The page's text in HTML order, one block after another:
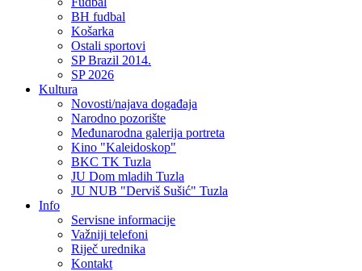
BH fudbal
Košarka
Ostali sportovi
SP Brazil 2014.
SP 2026
Kultura
Novosti/najava događaja
Narodno pozorište
Međunarodna galerija portreta
Kino "Kaleidoskop"
BKC TK Tuzla
JU Dom mladih Tuzla
JU NUB "Derviš Sušić" Tuzla
Info
Servisne informacije
Važniji telefoni
Riječ urednika
Kontakt